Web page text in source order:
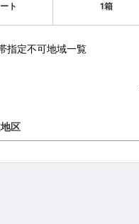
ト 1箱
指定不可地域一覧
区